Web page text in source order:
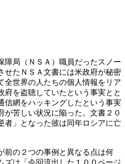
障局（ＮＳＡ）職員だったスノー
せたＮＳＡ文書には米政府が秘密
全世界の人たちの個人情報をリア
府を盗聴していたという事実とと
信網をハッキングしたという事実
が苦しい状況に陥った。文書２０
者」となった彼は同年ロシアに亡
前の２つの事例と異なる点は何
ズは「今回流出した１００ページ